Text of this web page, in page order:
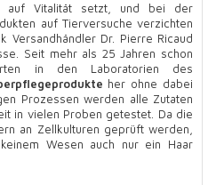
auf Vitalität setzt, und bei der
auf Tierversuche verzichten
Dr. Pierre Ricaud
Seit mehr als 25 Jahren schon
in den Laboratorien des
her ohne dabei
Prozessen werden alle Zutaten
in vielen Proben getestet. Da die
an Zellkulturen geprüft werden,
Wesen auch nur ein Haar